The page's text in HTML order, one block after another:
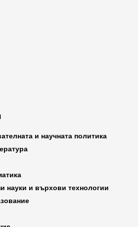
и научната политика
науки и върхови технологии